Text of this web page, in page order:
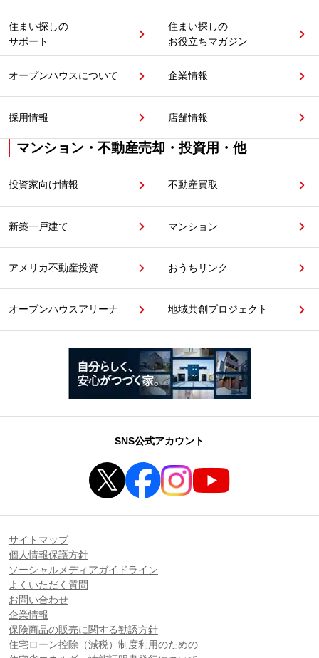
住まい探しの
サポート
住まい探しの
お役立ちマガジン
オープンハウスについて 企業情報
採用情報 店舗情報
マンション・不動産売却・投資用・他
投資家向け情報 不動産買取
新築一戸建て マンション
アメリカ不動産投資 おうちリンク
オープンハウスアリーナ 地域共創プロジェクト
SNS公式アカウント
サイトマップ
個人情報保護方針
ソーシャルメディアガイドライン
よくいただく質問
お問い合わせ
企業情報
保険商品の販売に関する勧誘方針
住宅ローン控除（減税）制度利用のための